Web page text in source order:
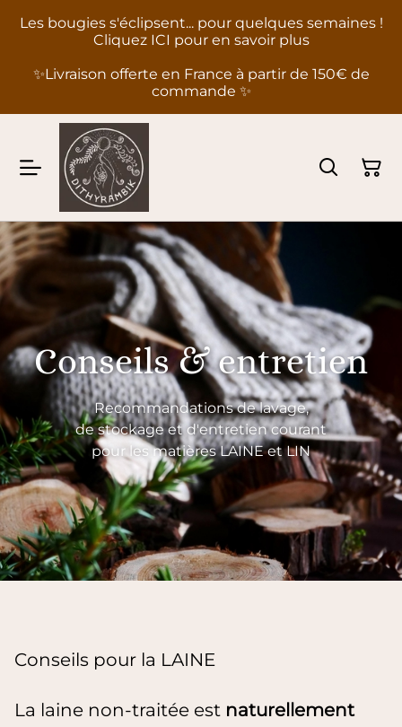
Les bougies s'éclipsent... pour quelques semaines !
Cliquez ICI pour en savoir plus
✨Livraison offerte en France à partir de 150€ de
commande ✨
Conseils & entretien
Recommandations de lavage,
de stockage et d'entretien courant
pour les matières LAINE et LIN
Conseils pour la LAINE
La laine non-traitée est naturellement